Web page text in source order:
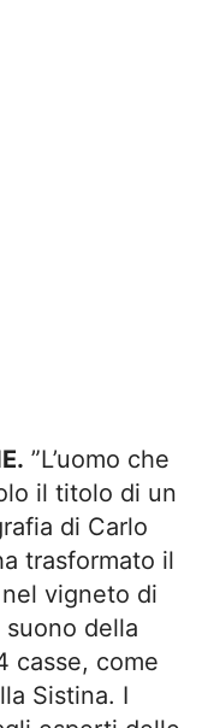
”L’uomo che
il titolo di un
di Carlo
trasformato il
vigneto di
suono della
casse, come
Sistina. I